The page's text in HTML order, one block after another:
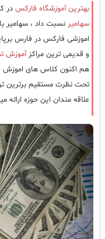
بهترین آموزشگاه فارکس در
سهامیر نسبت داد ، سهامیر
اموزشی فارکس در فارس
و قدیمی ترین مراکزآموزش
هم اکنون کلاس های اموزش
تحت نظرت مستقیم برترین
علاقه مندان این حوزه ارائه